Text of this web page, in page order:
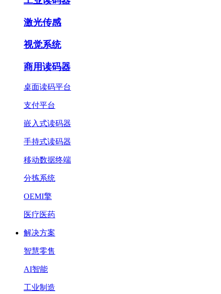
激光传感
视觉系统
商用读码器
桌面读码平台
支付平台
嵌入式读码器
手持式读码器
移动数据终端
分拣系统
OEMI擎
医疗医药
解决方案
智慧零售
AI智能
工业制造